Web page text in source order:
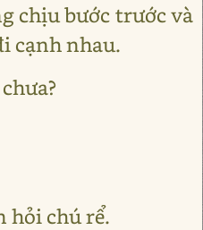
chịu bước trước và
cạnh nhau.
hỏi chú rể.